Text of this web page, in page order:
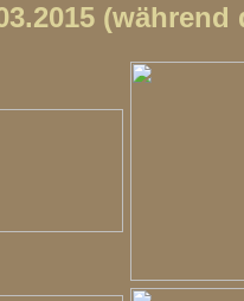
(während